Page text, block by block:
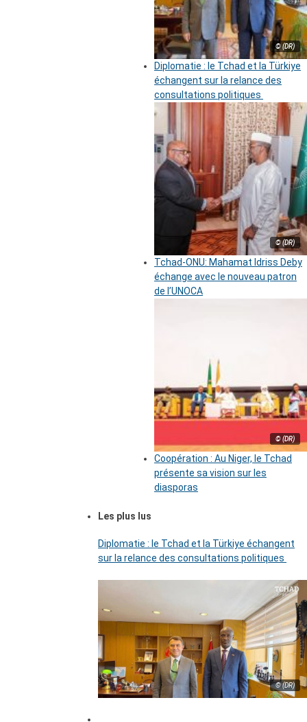
© (DR)
Diplomatie : le Tchad et la Türkiye
échangent sur la relance des
consultations politiques
© (DR)
Tchad-ONU: Mahamat Idriss Deby
échange avec le nouveau patron
de l’UNOCA
© (DR)
Coopération : Au Niger, le Tchad
présente sa vision sur les
diasporas
Les plus lus
Diplomatie : le Tchad et la Türkiye échangent
sur la relance des consultations politiques
© (DR)